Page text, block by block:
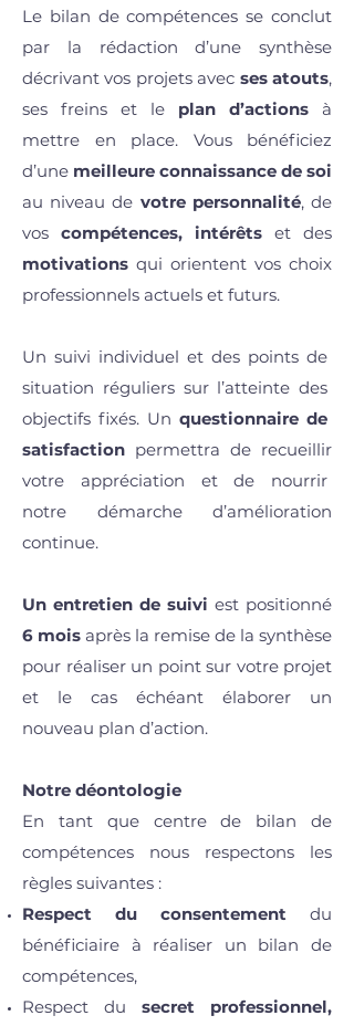
Le bilan de compétences se conclut
par la rédaction d’une synthèse
décrivant vos projets avec ses atouts,
ses freins et le plan d’actions à
mettre en place. Vous bénéficiez
d’une meilleure connaissance de soi
au niveau de votre personnalité, de
vos compétences, intérêts et des
motivations qui orientent vos choix
professionnels actuels et futurs.
Un suivi individuel et des points de
situation réguliers sur l’atteinte des
objectifs fixés. Un questionnaire de
satisfaction permettra de recueillir
votre appréciation et de nourrir
notre démarche d’amélioration
continue.
Un entretien de suivi est positionné
6 mois après la remise de la synthèse
pour réaliser un point sur votre projet
et le cas échéant élaborer un
nouveau plan d’action.
Notre déontologie
En tant que centre de bilan de
compétences nous respectons les
règles suivantes :
Respect du consentement du
bénéficiaire à réaliser un bilan de
compétences,
Respect du secret professionnel,